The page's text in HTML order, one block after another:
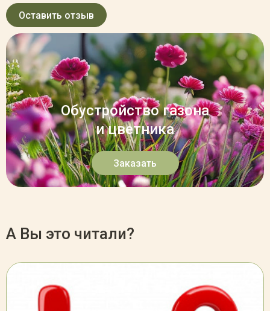
Оставить отзыв
Обустройство газона
и цветника
Заказать
А Вы это читали?